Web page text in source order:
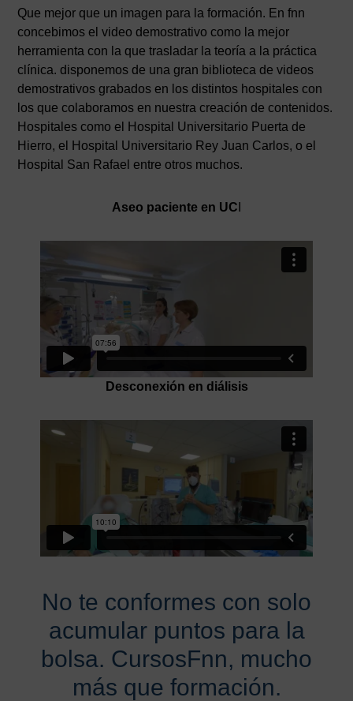
Que mejor que un imagen para la formación. En fnn
concebimos el video demostrativo como la mejor
herramienta con la que trasladar la teoría a la práctica
clínica. disponemos de una gran biblioteca de videos
demostrativos grabados en los distintos hospitales con
los que colaboramos en nuestra creación de contenidos.
Hospitales como el Hospital Universitario Puerta de
Hierro, el Hospital Universitario Rey Juan Carlos, o el
Hospital San Rafael entre otros muchos.
Aseo paciente en UC
Desconexión en diálisis
No te conformes con solo
acumular puntos para la
bolsa. CursosFnn, mucho
más que formación.